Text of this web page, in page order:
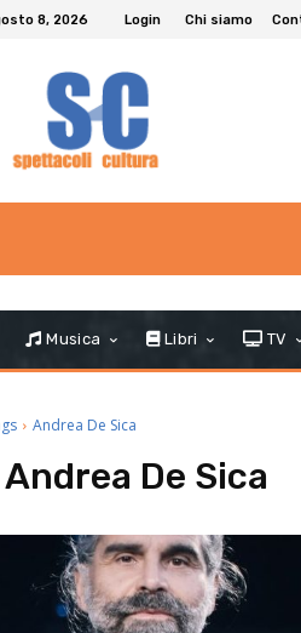
8, 2026 Login Chi siamo
Musica Libri TV
Andrea De Sica
Andrea De Sica